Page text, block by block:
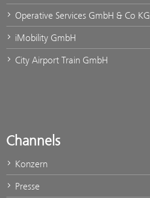
Operative Services GmbH & Co KG
iMobility GmbH
City Airport Train GmbH
Channels
Konzern
Presse